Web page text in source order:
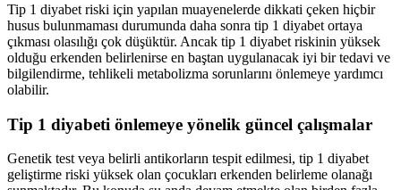
Tip 1 diyabet riski için yapılan muayenelerde dikkati çeken hiçbir
husus bulunmaması durumunda daha sonra tip 1 diyabet ortaya
çıkması olasılığı çok düşüktür. Ancak tip 1 diyabet riskinin yüksek
olduğu erkenden belirlenirse en baştan uygulanacak iyi bir tedavi ve
bilgilendirme, tehlikeli metabolizma sorunlarını önlemeye yardımcı
olabilir.
Tip 1 diyabeti önlemeye yönelik güncel çalışmalar
Genetik test veya belirli antikorların tespit edilmesi, tip 1 diyabet
geliştirme riski yüksek olan çocukları erkenden belirleme olanağı